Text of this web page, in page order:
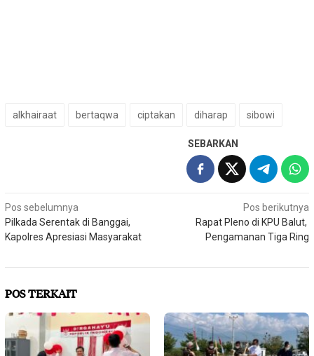
alkhairaat bertaqwa ciptakan diharap sibowi
SEBARKAN
Navigasi
pos
Pos sebelumnya
Pilkada Serentak di Banggai,
Kapolres Apresiasi Masyarakat
Pos berikutnya
Rapat Pleno di KPU Balut,
Pengamanan Tiga Ring
POS TERKAIT